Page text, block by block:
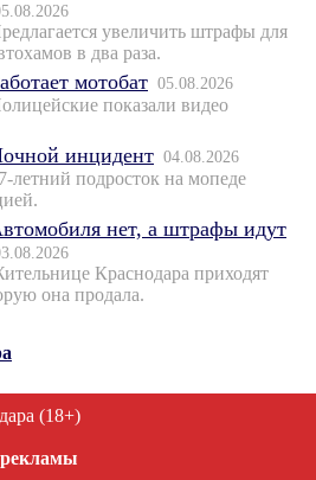
увеличить штрафы для
в два раза.
мотобат 05.08.2026
показали видео
инцидент 04.08.2026
летний подросток на мопеде
нет, а штрафы идут
Краснодара приходят
она продала.
(18+)